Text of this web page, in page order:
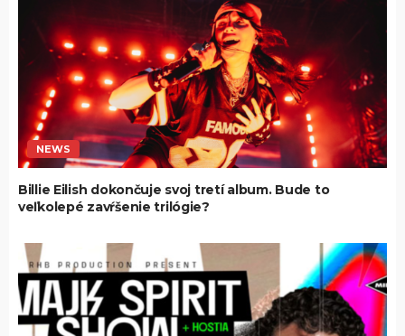
NEWS
Billie Eilish dokončuje svoj tretí album. Bude to
veľkolepé zavŕšenie trilógie?